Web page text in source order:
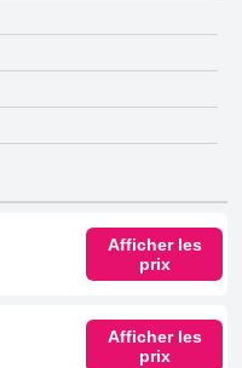
Afficher les
prix
Afficher les
prix